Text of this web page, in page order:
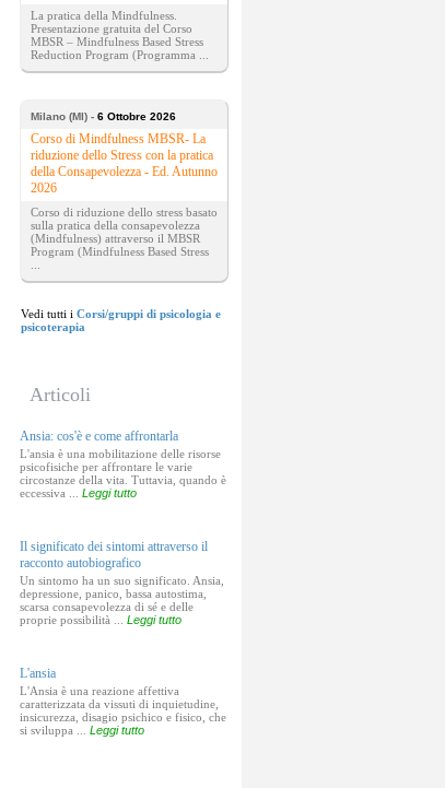
La pratica della Mindfulness.
Presentazione gratuita del Corso
MBSR – Mindfulness Based Stress
Reduction Program (Programma ...
Milano (MI) - 6 Ottobre 2026
Corso di Mindfulness MBSR- La
riduzione dello Stress con la pratica
della Consapevolezza - Ed. Autunno
2026
Corso di riduzione dello stress basato
sulla pratica della consapevolezza
(Mindfulness) attraverso il MBSR
Program (Mindfulness Based Stress
Vedi tutti i Corsi/gruppi di psicologia e
psicoterapia
Articoli
Ansia: cos'è e come affrontarla
L'ansia è una mobilitazione delle risorse
psicofisiche per affrontare le varie
circostanze della vita. Tuttavia, quando è
eccessiva ... Leggi tutto
Il significato dei sintomi attraverso il
racconto autobiografico
Un sintomo ha un suo significato. Ansia,
depressione, panico, bassa autostima,
scarsa consapevolezza di sé e delle
proprie possibilità ... Leggi tutto
L'ansia
L'Ansia è una reazione affettiva
caratterizzata da vissuti di inquietudine,
insicurezza, disagio psichico e fisico, che
si sviluppa ... Leggi tutto